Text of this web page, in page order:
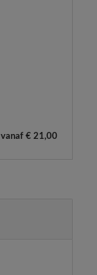
vanaf € 21,00